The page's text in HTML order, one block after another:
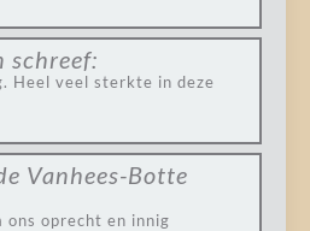
schreef:
Heel veel sterkte in deze
Vanhees-Botte
ons oprecht en innig